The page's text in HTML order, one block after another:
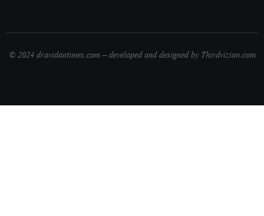
© 2024 dravidantimes.com – developed and designed by Thirdvizion.com